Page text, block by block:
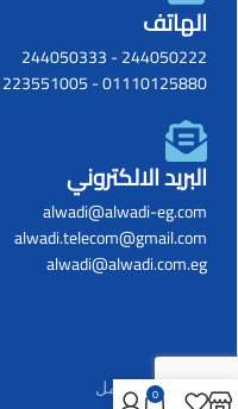
الهاتف
244050222
-
244050333
01110125880
-
البريد الالكتروني
alwadi@alwadi-eg.com
alwadi.telecom@gmail.com
alwadi@alwadi.com.eg
0